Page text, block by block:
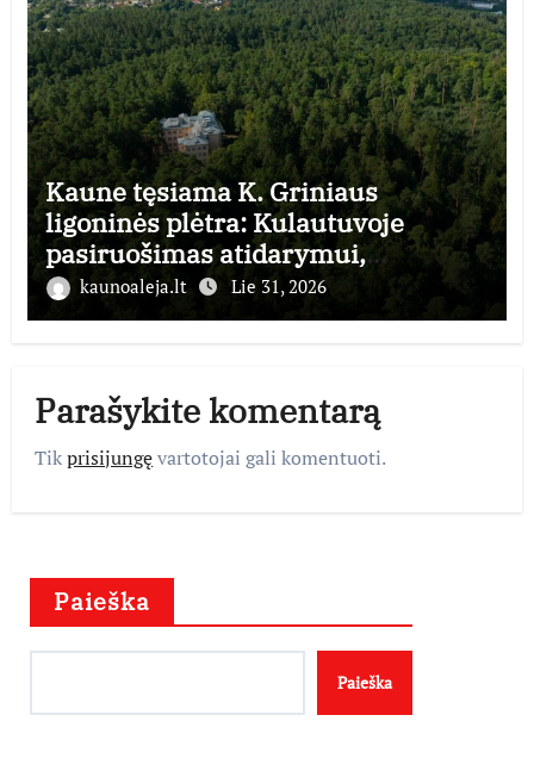
Kaune tęsiama K. Griniaus
ligoninės plėtra: Kulautuvoje
pasiruošimas atidarymui,
Panemunėje – statyboms
kaunoaleja.lt Lie 31, 2026
Parašykite komentarą
Tikprisijungęvartotojai gali komentuoti.
Paieška
Paieška